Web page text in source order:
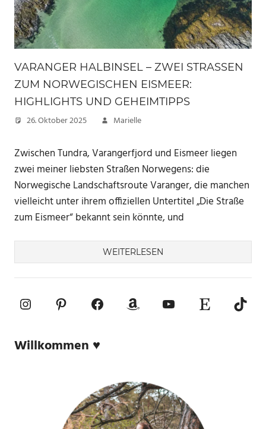
VARANGER HALBINSEL – ZWEI STRASSEN Z
UM NORWEGISCHEN EISMEER: H
IGHLIGHTS UND GEHEIMTIPPS
26. Oktober 2025 Marielle
Zwischen Tundra, Varangerfjord und Eismeer liegen
zwei meiner liebsten Straßen Norwegens: die
Norwegische Landschaftsroute Varanger, die manchen
vielleicht unter ihrem offiziellen Untertitel „Die Straße
zum Eismeer“ bekannt sein könnte, und
WEITERLESEN
InstagramPinterestFacebookAmazonYouTube
Etsy-Shop
Willkommen ♥